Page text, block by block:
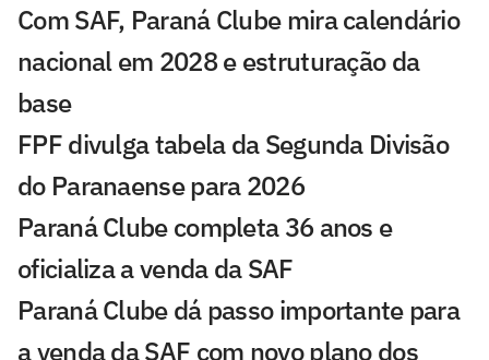
Com SAF, Paraná Clube mira calendário
nacional em 2028 e estruturação da
base
FPF divulga tabela da Segunda Divisão
do Paranaense para 2026
Paraná Clube completa 36 anos e
oficializa a venda da SAF
Paraná Clube dá passo importante para
a venda da SAF com novo plano dos